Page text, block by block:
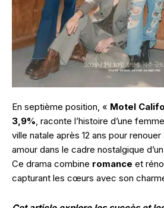
En septième position, « Motel
3,9% , raconte l’histoire d’une
ville natale après 12 ans pour
amour dans le cadre nostalgique
Ce drama combine romance et
capturant les cœurs avec son